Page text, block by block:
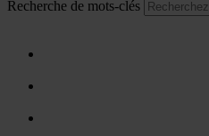
Recherche de mots-clés